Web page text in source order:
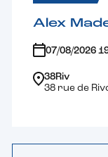
Alex
07/08/2026
38Riv
38 rue de